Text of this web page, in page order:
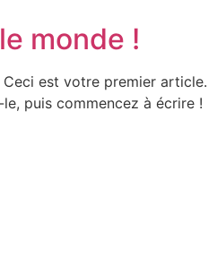
monde !
Ceci est votre premier article.
puis commencez à écrire !